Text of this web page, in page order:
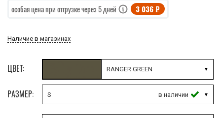
особая цена при отгрузке через 5 дней 3 036 ₽
Наличие в магазинах
ЦВЕТ: RANGER GREEN
РАЗМЕР: S